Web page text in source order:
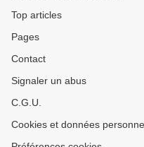
Top articles
Pages
Contact
Signaler un abus
C.G.U.
Cookies et données